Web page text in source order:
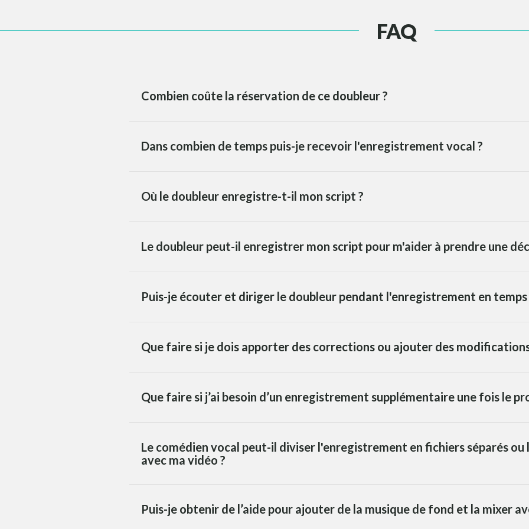
FAQ
Combien coûte la réservation de ce doubleur ?
Dans combien de temps puis-je recevoir l'enregistrement vocal ?
Où le doubleur enregistre-t-il mon script ?
Le doubleur peut-il enregistrer mon script pour m'aider à prendre une
Puis-je écouter et diriger le doubleur pendant l'enregistrement en temps
Que faire si je dois apporter des corrections ou ajouter des
Que faire si j’ai besoin d’un enregistrement supplémentaire une fois le
Le comédien vocal peut-il diviser l'enregistrement en fichiers séparés ou
avec ma vidéo ?
Puis-je obtenir de l’aide pour ajouter de la musique de fond et la mixer